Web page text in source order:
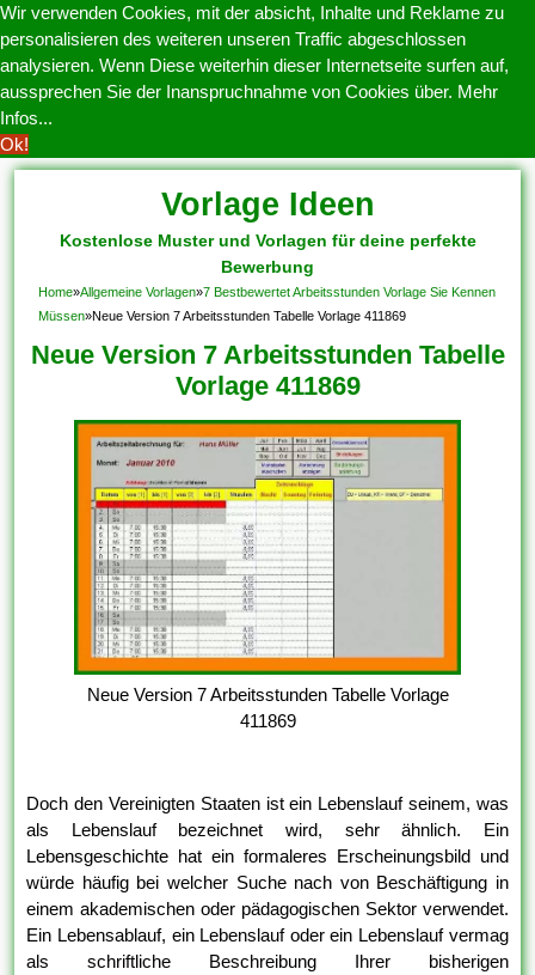
Wir verwenden Cookies, mit der absicht, Inhalte und Reklame zu
personalisieren des weiteren unseren Traffic abgeschlossen
analysieren. Wenn Diese weiterhin dieser Internetseite surfen auf,
aussprechen Sie der Inanspruchnahme von Cookies über. Mehr
Infos...
Ok!
Vorlage Ideen
Kostenlose Muster und Vorlagen für deine perfekte
Bewerbung
Home»Allgemeine Vorlagen»7 Bestbewertet Arbeitsstunden Vorlage Sie Kennen
Müssen»Neue Version 7 Arbeitsstunden Tabelle Vorlage 411869
Neue Version 7 Arbeitsstunden Tabelle
Vorlage 411869
Neue Version 7 Arbeitsstunden Tabelle Vorlage
411869
Doch den Vereinigten Staaten ist ein Lebenslauf seinem, was
als Lebenslauf bezeichnet wird, sehr ähnlich. Ein
Lebensgeschichte hat ein formaleres Erscheinungsbild und
würde häufig bei welcher Suche nach von Beschäftigung in
einem akademischen oder pädagogischen Sektor verwendet.
Ein Lebensablauf, ein Lebenslauf oder ein Lebenslauf vermag
als schriftliche Beschreibung Ihrer bisherigen